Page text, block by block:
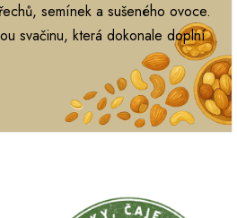
semínek a sušeného ovoce.
svačinu, která dokonale doplní